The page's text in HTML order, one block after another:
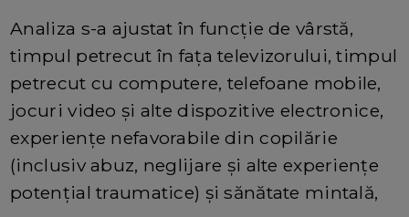
Analiza s-a ajustat în funcție de vârstă,
timpul petrecut în fața televizorului, timpul
petrecut cu computere, telefoane mobile,
jocuri video și alte dispozitive electronice,
experiențe nefavorabile din copilărie
(inclusiv abuz, neglijare și alte experiențe
potențial traumatice) și sănătate mintală,